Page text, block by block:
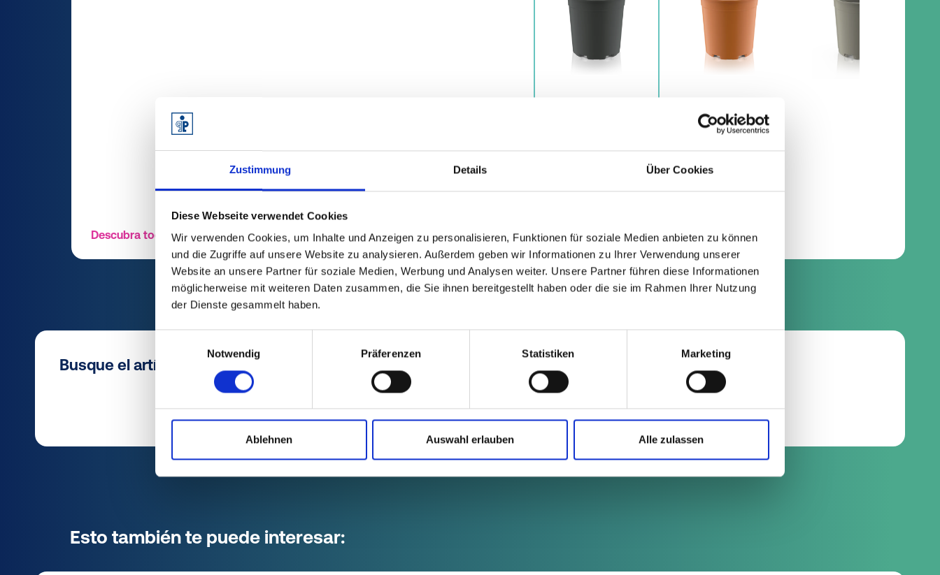
Zustimmung Details Über Cookies
Diese Webseite verwendet Cookies
Wir verwenden Cookies, um Inhalte und Anzeigen zu personalisieren, Funktionen für soziale Medien anbieten zu können
und die Zugriffe auf unsere Website zu analysieren. Außerdem geben wir Informationen zu Ihrer Verwendung unserer
Website an unsere Partner für soziale Medien, Werbung und Analysen weiter. Unsere Partner führen diese Informationen
möglicherweise mit weiteren Daten zusammen, die Sie ihnen bereitgestellt haben oder die sie im Rahmen Ihrer Nutzung
der Dienste gesammelt haben.
Notwendig
Präferenzen Statistiken Marketing
Ablehnen Auswahl erlauben Alle zulassen
Descubra todas las ventajas
Busque el artículo adecuado en MCL:
Esto también te puede interesar: